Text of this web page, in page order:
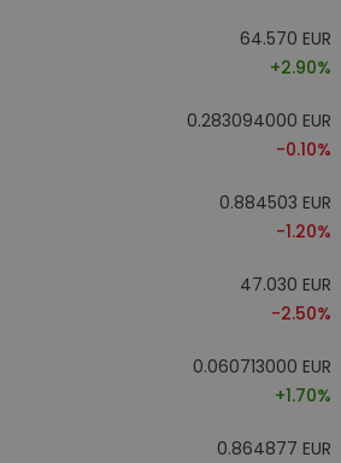
64.570 EUR
+2.90%
0.283094000 EUR
-0.10%
0.884503 EUR
-1.20%
47.030 EUR
-2.50%
0.060713000 EUR
+1.70%
0.864877 EUR